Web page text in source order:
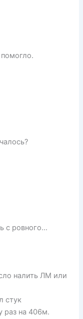
с ровного…
налить ЛМ или
стук
раз на 406м.